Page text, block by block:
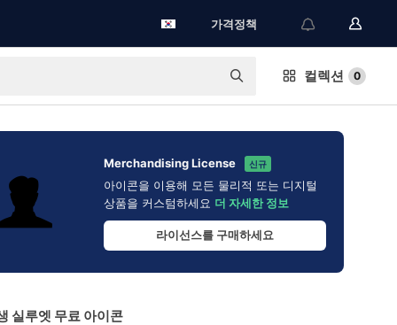
가격정책
컬렉션 0
Merchandising License 신규
아이콘을 이용해 모든 물리적 또는 디지털
상품을 커스텀하세요 더 자세한 정보
라이선스를 구매하세요
실루엣 무료 아이콘